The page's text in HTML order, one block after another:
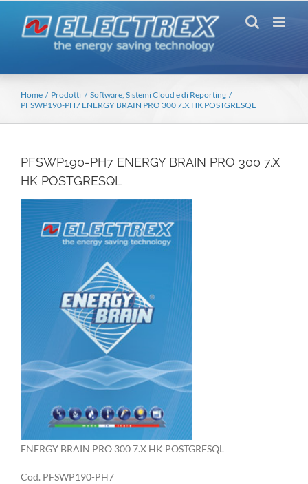
contenuto
Home Prodotti
Software, Sistemi Cloud e di Reporting
PFSWP190-PH7 ENERGY BRAIN PRO 300 7.X HK POSTGRESQL
PFSWP190-PH7 ENERGY BRAIN PRO 300 7.X
HK POSTGRESQL
ENERGY BRAIN PRO 300 7.X HK POSTGRESQL
Cod. PFSWP190-PH7